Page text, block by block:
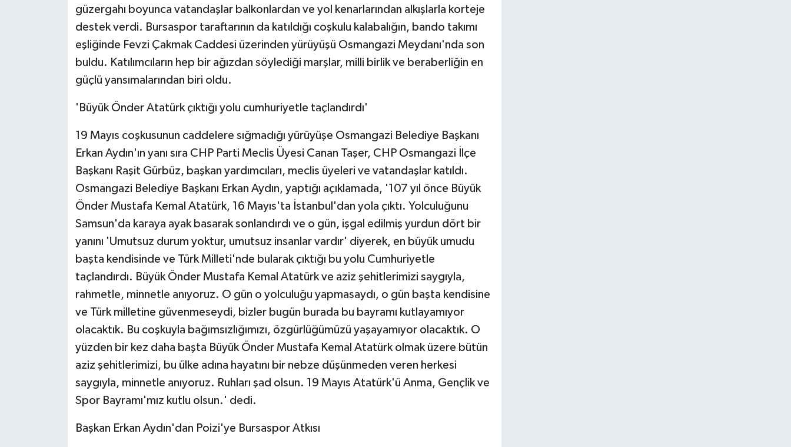
güzergahı boyunca vatandaşlar balkonlardan ve yol kenarlarından alkışlarla korteje
destek verdi. Bursaspor taraftarının da katıldığı coşkulu kalabalığın, bando takımı
eşliğinde Fevzi Çakmak Caddesi üzerinden yürüyüşü Osmangazi Meydanı'nda son
buldu. Katılımcıların hep bir ağızdan söylediği marşlar, milli birlik ve beraberliğin en
güçlü yansımalarından biri oldu.
'Büyük Önder Atatürk çıktığı yolu cumhuriyetle taçlandırdı'
19 Mayıs coşkusunun caddelere sığmadığı yürüyüşe Osmangazi Belediye Başkanı
Erkan Aydın'ın yanı sıra CHP Parti Meclis Üyesi Canan Taşer, CHP Osmangazi İlçe
Başkanı Raşit Gürbüz, başkan yardımcıları, meclis üyeleri ve vatandaşlar katıldı.
Osmangazi Belediye Başkanı Erkan Aydın, yaptığı açıklamada, '107 yıl önce Büyük
Önder Mustafa Kemal Atatürk, 16 Mayıs'ta İstanbul'dan yola çıktı. Yolculuğunu
Samsun'da karaya ayak basarak sonlandırdı ve o gün, işgal edilmiş yurdun dört bir
yanını 'Umutsuz durum yoktur, umutsuz insanlar vardır' diyerek, en büyük umudu
başta kendisinde ve Türk Milleti'nde bularak çıktığı bu yolu Cumhuriyetle
taçlandırdı. Büyük Önder Mustafa Kemal Atatürk ve aziz şehitlerimizi saygıyla,
rahmetle, minnetle anıyoruz. O gün o yolculuğu yapmasaydı, o gün başta kendisine
ve Türk milletine güvenmeseydi, bizler bugün burada bu bayramı kutlayamıyor
olacaktık. Bu coşkuyla bağımsızlığımızı, özgürlüğümüzü yaşayamıyor olacaktık. O
yüzden bir kez daha başta Büyük Önder Mustafa Kemal Atatürk olmak üzere bütün
aziz şehitlerimizi, bu ülke adına hayatını bir nebze düşünmeden veren herkesi
saygıyla, minnetle anıyoruz. Ruhları şad olsun. 19 Mayıs Atatürk'ü Anma, Gençlik ve
Spor Bayramı'mız kutlu olsun.' dedi.
Başkan Erkan Aydın'dan Poizi'ye Bursaspor Atkısı
SPOR HABERLERİ
TEKNOLOJİ
ÜLKE GÜNDEMİ
Yerel Haberler